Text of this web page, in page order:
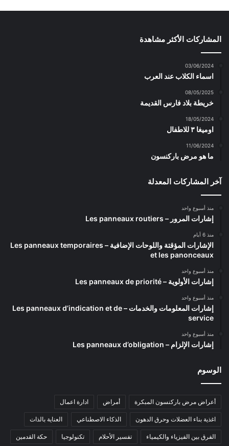
المشاركات الأكثر مشاهدة
03/06/2024
اسماء الكلاب عند العرب
08/05/2025
خريطة بلاد فارس القديمة
18/05/2024
اوميغا ٣ للاطفال
11/06/2024
ما هو مرض باركنسون
آخر المشاركات المعدلة
منذ أسبوع واحد
إشارات المرور – Les panneaux routiers
منذ 6 أيام
الإشارات المؤقتة واللوحات الإضافية – Les panneaux temporaires
et les panonceaux
منذ أسبوع واحد
إشارات الأولوية – Les panneaux de priorité
منذ أسبوع واحد
إشارات المعلومات والخدمات – Les panneaux d’indication et de
service
منذ أسبوع واحد
إشارات الإلزام – Les panneaux d’obligation
الوسوم
أعراض مرض باركنسون المبكرة أمراض ادارة اعمال
اغذية بناء العضلات وحرق الدهون الذكاء الاصطناعي العناية بالذات
الفرق بين الفيزياء والكيمياء تفسير الأحلام تكنولوجيا حكة القدمين